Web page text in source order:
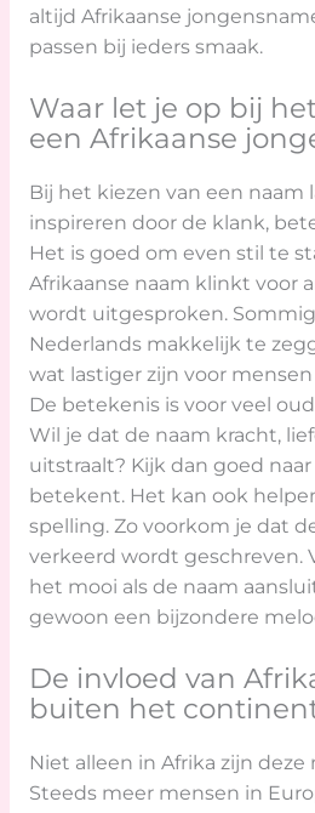
altijd Afrikaanse
passen bij ieders smaak.
Waar let je op bij
een Afrikaanse
Bij het kiezen van een naam
inspireren door de klank,
Het is goed om even stil te
Afrikaanse naam klinkt voor
wordt uitgesproken.
Nederlands makkelijk te
wat lastiger zijn voor
De betekenis is voor veel
Wil je dat de naam kracht,
uitstraalt? Kijk dan goed
betekent. Het kan ook
spelling. Zo voorkom je dat
verkeerd wordt geschreven.
het mooi als de naam
gewoon een bijzondere
De invloed van
buiten het
Niet alleen in Afrika zijn
Steeds meer mensen in